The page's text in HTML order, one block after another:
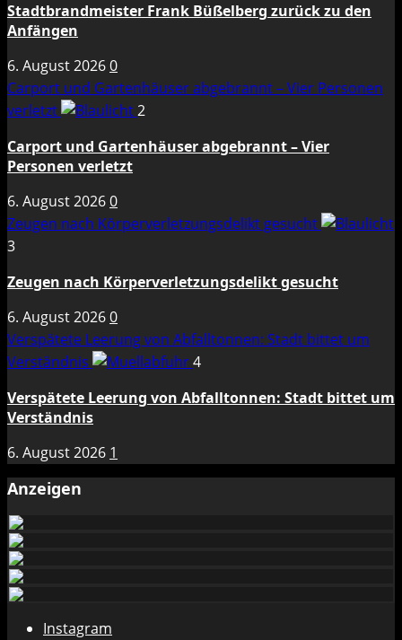
Stadtbrandmeister Frank Büßelberg zurück zu den
Anfängen
6. August 20260
Carport und Gartenhäuser abgebrannt – Vier Personen
verletzt
2
Carport und Gartenhäuser abgebrannt – Vier
Personen verletzt
6. August 20260
Zeugen nach Körperverletzungsdelikt gesucht
3
Zeugen nach Körperverletzungsdelikt gesucht
6. August 20260
Verspätete Leerung von Abfalltonnen: Stadt bittet um
Verständnis
4
Verspätete Leerung von Abfalltonnen: Stadt bittet um
Verständnis
6. August 2026 1
Anzeigen
Instagram